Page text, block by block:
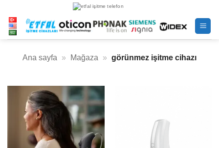
atla
Ana sayfa » Mağaza » görünmez işitme cihazı